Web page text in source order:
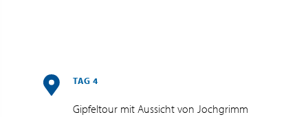
TAG 4
Gipfeltour mit Aussicht von Jochgrimm